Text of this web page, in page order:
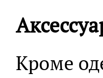
Кроме